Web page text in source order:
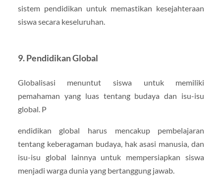
sistem pendidikan untuk memastikan kesejahteraan
siswa secara keseluruhan.
9.Pendidikan Global
Globalisasi menuntut siswa untuk memiliki
pemahaman yang luas tentang budaya dan isu-isu
global. P
endidikan global harus mencakup pembelajaran
tentang keberagaman budaya, hak asasi manusia, dan
isu-isu global lainnya untuk mempersiapkan siswa
menjadi warga dunia yang bertanggung jawab.